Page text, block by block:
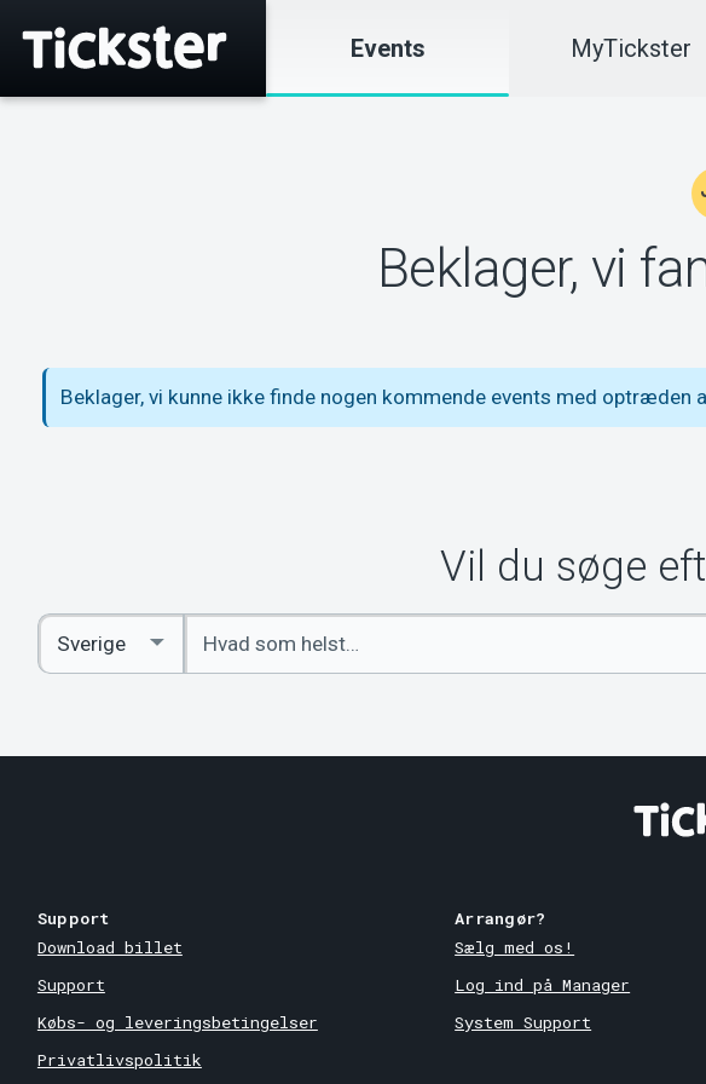
Events MyTickster
Beklager, vi
Beklager, vi kunne ikke finde nogen kommende events med optræden
Vil du søge
Indtast
søgeord
Select
Country
Support
Download billet
Support
Købs- og leveringsbetingelser
Privatlivspolitik
Arrangør?
Sælg med os!
Log ind på Manager
System Support